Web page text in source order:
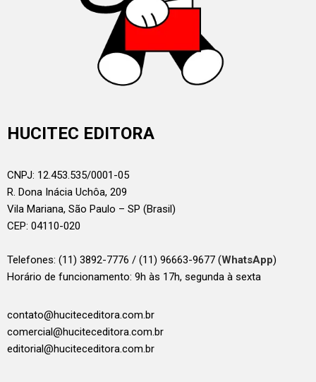
HUCITEC EDITORA
CNPJ: 12.453.535/0001-05
R. Dona Inácia Uchôa, 209
Vila Mariana, São Paulo – SP (Brasil)
CEP: 04110-020
Telefones: (11) 3892-7776 / (11) 96663-9677 (WhatsApp)
Horário de funcionamento: 9h às 17h, segunda à sexta
contato@huciteceditora.com.br
comercial@huciteceditora.com.br
editorial@huciteceditora.com.br